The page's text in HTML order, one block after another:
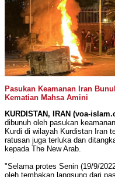
Pasukan Keamanan Iran
Kematian Mahsa Amini
KURDISTAN, IRAN (voa-
dibunuh oleh pasukan
Kurdi di wilayah Kurdistan Iran
ratusan juga terluka dan
kepada The New Arab.
"Selama protes Senin (19/9/
oleh tembakan langsung dari